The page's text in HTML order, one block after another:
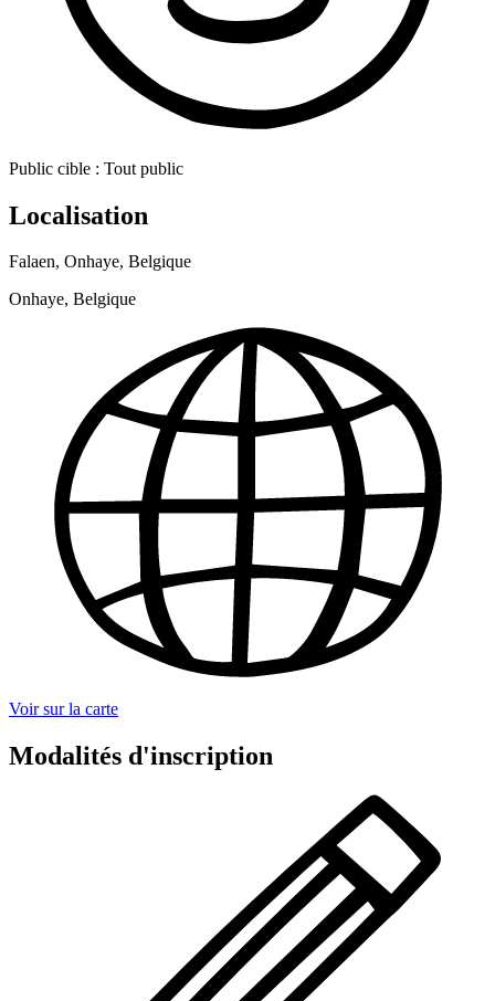
Public cible : Tout public
Localisation
Falaen, Onhaye, Belgique
Onhaye, Belgique
Voir sur la carte
Modalités d'inscription